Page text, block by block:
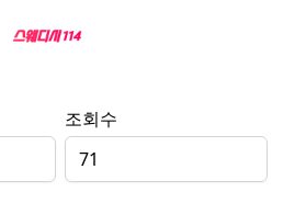
조회수
71